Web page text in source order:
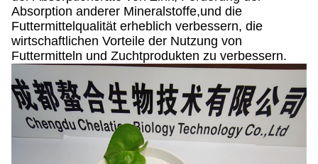
Absorption anderer Mineralstoffe,und die
Futtermittelqualität erheblich verbessern, die
wirtschaftlichen Vorteile der Nutzung von
Futtermitteln und Zuchtprodukten zu verbessern.